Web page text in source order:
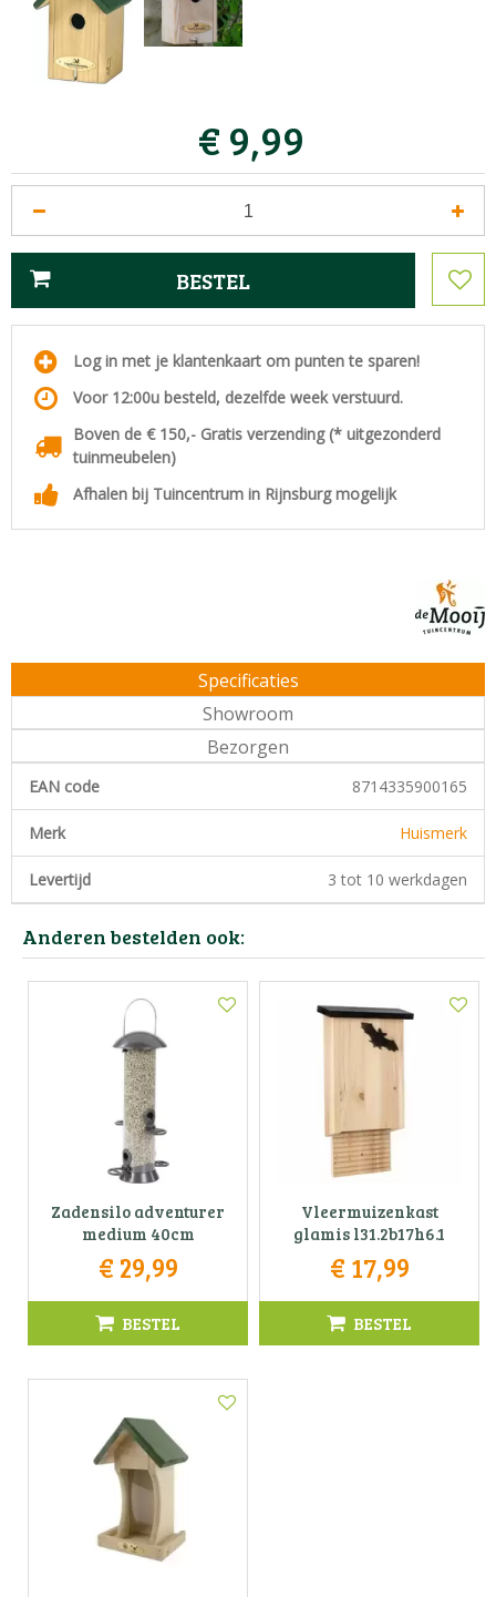
€ 9,99
Log in met je klantenkaart om punten te sparen!
Voor 12:00u besteld, dezelfde week verstuurd.
Boven de € 150,- Gratis verzending (* uitgezonderd
tuinmeubelen)
Afhalen bij Tuincentrum in Rijnsburg mogelijk
Specificaties
Showroom
Bezorgen
EAN code 8714335900165
Merk Huismerk
Levertijd 3 tot 10 werkdagen
Anderen bestelden ook:
Zadensilo adventurer
medium 40cm
€ 29,99
BESTEL
Vleermuizenkast
glamis l31.2b17h6.1
€ 17,99
BESTEL